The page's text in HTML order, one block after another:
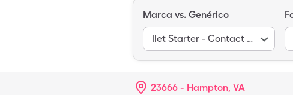
Marca vs. Genérico
Ilet Starter - Contact Detach
23666 - Hampton, VA